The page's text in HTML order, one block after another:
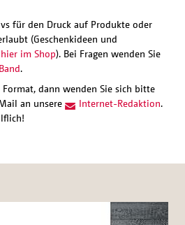
für den Druck auf Produkte oder
(Geschenkideen und
hier im Shop). Bei Fragen wenden Sie
.
Format, dann wenden Sie sich bitte
an unsere
Internet-Redaktion.